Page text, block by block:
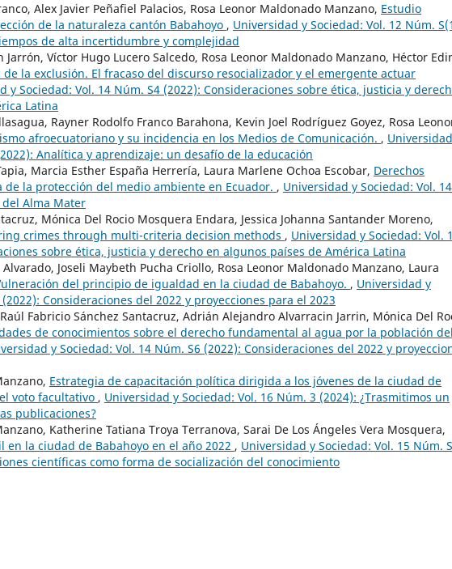
Alex Javier Peñafiel Palacios, Rosa Leonor Maldonado Manzano, Estudio
de la naturaleza cantón Babahoyo , Universidad y Sociedad: Vol. 12 Núm.
de alta incertidumbre y complejidad
Víctor Hugo Lucero Salcedo, Rosa Leonor Maldonado Manzano, Héctor
de la exclusión. El fracaso del discurso resocializador y el emergente actuar
y Sociedad: Vol. 14 Núm. S4 (2022): Consideraciones sobre ética, justicia y
Latina
Rayner Rodolfo Franco Barahona, Kevin Joel Rodríguez Goyez, Rosa
afroecuatoriano y su incidencia en los Medios de Comunicación. ,
Analítica y aprendizaje: un desafío de la educación
Marcia Esther España Herrería, Laura Marlene Ochoa Escobar, Derechos
la protección del medio ambiente en Ecuador. , Universidad y Sociedad: Vol. 14
del Alma Mater
Mónica Del Rocio Mosquera Endara, Jessica Johanna Santander Moreno,
crimes through multi-criteria decision methods , Universidad y Sociedad: Vol.
sobre ética, justicia y derecho en algunos países de América Latina
Alvarado, Joseli Maybeth Pucha Criollo, Rosa Leonor Maldonado Manzano, Laura
del principio de igualdad en la ciudad de Babahoyo. , Universidad y
Consideraciones del 2022 y proyecciones para el 2023
Fabricio Sánchez Santacruz, Adrián Alejandro Alvarracin Jarrin, Mónica Del
de conocimientos sobre el derecho fundamental al agua por la población del
y Sociedad: Vol. 14 Núm. S6 (2022): Consideraciones del 2022 y
Estrategia de capacitación política dirigida a los jóvenes de la ciudad de
voto facultativo , Universidad y Sociedad: Vol. 16 Núm. 3 (2024): ¿Trasmitimos un
publicaciones?
Katherine Tatiana Troya Terranova, Sarai De Los Ángeles Vera Mosquera,
la ciudad de Babahoyo en el año 2022 , Universidad y Sociedad: Vol. 15 Núm.
científicas como forma de socialización del conocimiento